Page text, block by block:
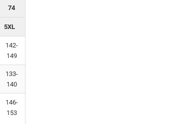
74
5XL
142-
149
133-
140
146-
153